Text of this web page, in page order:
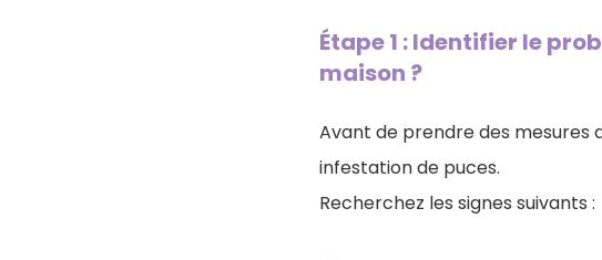
Étape 1 : Identifier le
maison ?
Avant de prendre des mesures
infestation de puces.
Recherchez les signes suivants :